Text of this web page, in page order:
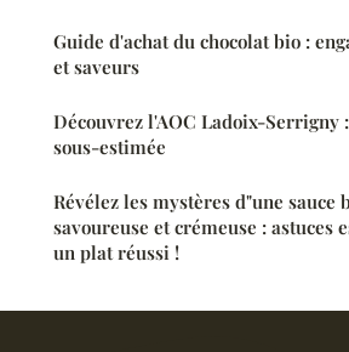
Guide d'achat du chocolat bio :
et saveurs
Découvrez l'AOC Ladoix-Serrigny
sous-estimée
Révélez les mystères d"une sauce
savoureuse et crémeuse : astuces
un plat réussi !